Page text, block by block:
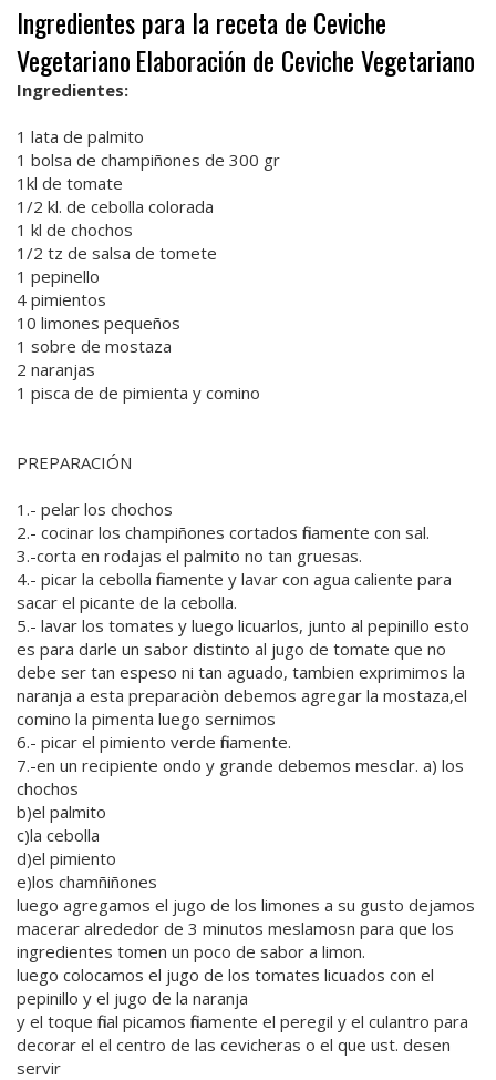
Ingredientes para la receta de Ceviche
VegetarianoElaboración de Ceviche Vegetariano
Ingredientes:
1 lata de palmito
1 bolsa de champiñones de 300 gr
1kl de tomate
1/2 kl. de cebolla colorada
1 kl de chochos
1/2 tz de salsa de tomete
1 pepinello
4 pimientos
10 limones pequeños
1 sobre de mostaza
2 naranjas
1 pisca de de pimienta y comino
PREPARACIÓN
1.- pelar los chochos
2.- cocinar los champiñones cortados finamente con sal.
3.-corta en rodajas el palmito no tan gruesas.
4.- picar la cebolla finamente y lavar con agua caliente para
sacar el picante de la cebolla.
5.- lavar los tomates y luego licuarlos, junto al pepinillo esto
es para darle un sabor distinto al jugo de tomate que no
debe ser tan espeso ni tan aguado, tambien exprimimos la
naranja a esta preparaciòn debemos agregar la mostaza,el
comino la pimenta luego sernimos
6.- picar el pimiento verde finamente.
7.-en un recipiente ondo y grande debemos mesclar. a) los
chochos
b)el palmito
c)la cebolla
d)el pimiento
e)los chamñiñones
luego agregamos el jugo de los limones a su gusto dejamos
macerar alrededor de 3 minutos meslamosn para que los
ingredientes tomen un poco de sabor a limon.
luego colocamos el jugo de los tomates licuados con el
pepinillo y el jugo de la naranja
y el toque final picamos finamente el peregil y el culantro para
decorar el el centro de las cevicheras o el que ust. desen
servir